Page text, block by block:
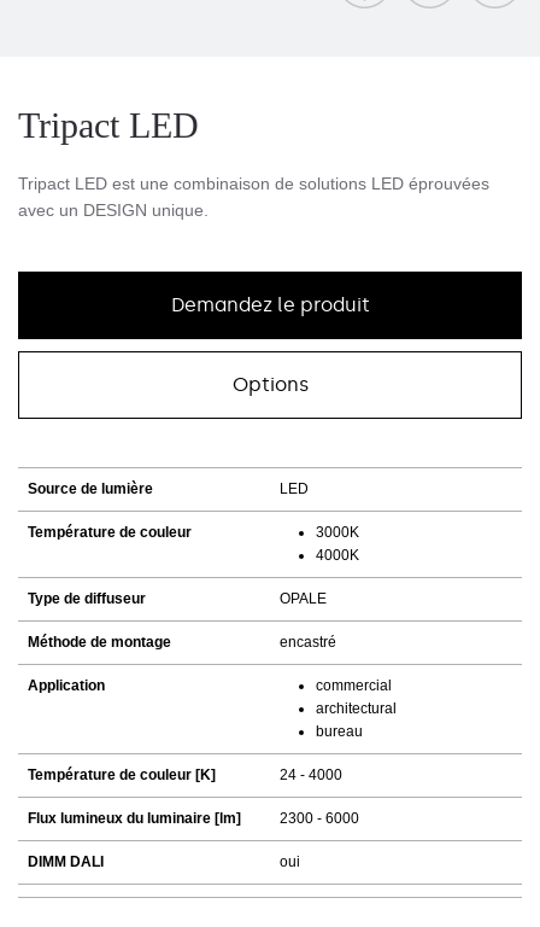
Tripact LED
Tripact LED est une combinaison de solutions LED éprouvées
avec un DESIGN unique.
Demandez le produit
Options
Source de lumière LED
Température de couleur
3000K
4000K
Type de diffuseur OPALE
Méthode de montage encastré
Application
commercial
architectural
bureau
Température de couleur [K] 24 - 4000
Flux lumineux du luminaire [lm] 2300 - 6000
DIMM DALI oui